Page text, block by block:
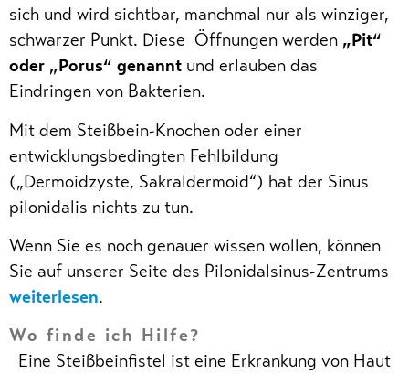
sich und wird sichtbar, manchmal nur als winziger,
schwarzer Punkt. Diese Öffnungen werden „Pit“
oder „Porus“ genannt und erlauben das
Eindringen von Bakterien.
Mit dem Steißbein-Knochen oder einer
entwicklungsbedingten Fehlbildung
(„Dermoidzyste, Sakraldermoid“) hat der Sinus
pilonidalis nichts zu tun.
Wenn Sie es noch genauer wissen wollen, können
Sie auf unserer Seite des Pilonidalsinus-Zentrums
weiterlesen.
Wo finde ich Hilfe?
Eine Steißbeinfistel ist eine Erkrankung von Haut